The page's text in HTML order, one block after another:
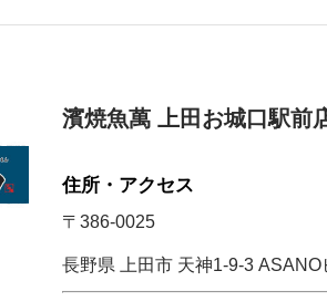
濱焼魚萬 上田お城口駅前
住所・アクセス
〒386-0025
長野県 上田市 天神1-9-3 ASANO